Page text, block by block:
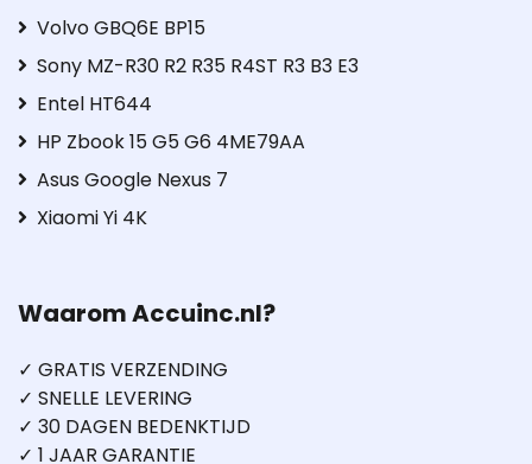
Volvo GBQ6E BP15
Sony MZ-R30 R2 R35 R4ST R3 B3 E3
Entel HT644
HP Zbook 15 G5 G6 4ME79AA
Asus Google Nexus 7
Xiaomi Yi 4K
Waarom Accuinc.nl?
✓ GRATIS VERZENDING
✓ SNELLE LEVERING
✓ 30 DAGEN BEDENKTIJD
✓ 1 JAAR GARANTIE